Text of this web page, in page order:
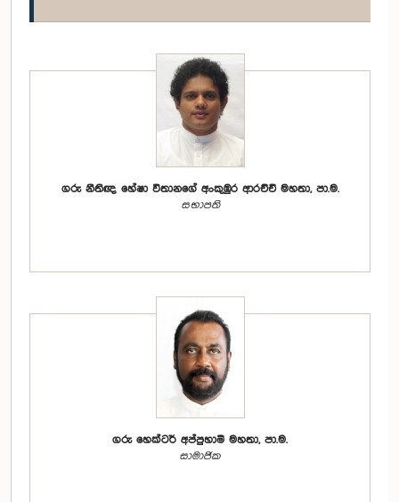
ගරු නීතිඥ හේෂා විතානගේ අංකුඹුර ආරච්චි මහතා, පා.ම.
සභාපති
ගරු හෙක්ටර් අප්පුහාමි මහතා, පා.ම.
සාමාජික